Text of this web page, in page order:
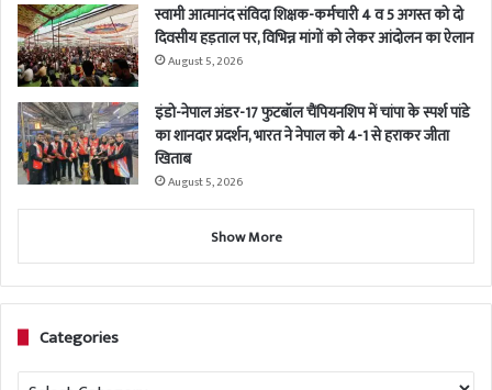
स्वामी आत्मानंद संविदा शिक्षक-कर्मचारी 4 व 5 अगस्त को दो
दिवसीय हड़ताल पर, विभिन्न मांगों को लेकर आंदोलन का ऐलान
August 5, 2026
इंडो-नेपाल अंडर-17 फुटबॉल चैंपियनशिप में चांपा के स्पर्श पांडे
का शानदार प्रदर्शन, भारत ने नेपाल को 4-1 से हराकर जीता
खिताब
August 5, 2026
Show More
Categories
Categories